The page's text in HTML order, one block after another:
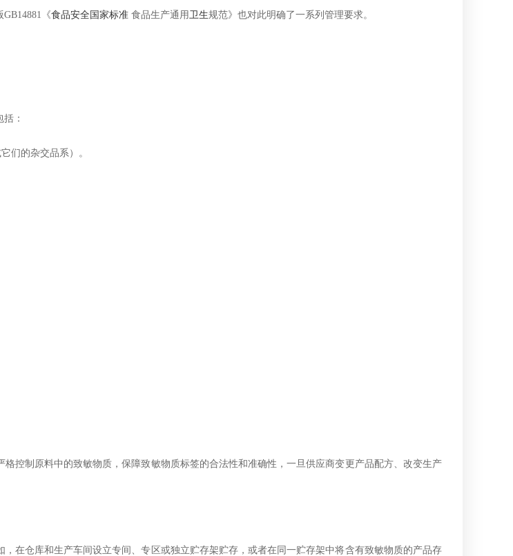
GB14881《食品安全国家标准 食品生产通用卫生规范》也对此明确了一系列管理要求。
：
们的杂交品系）。
制原料中的致敏物质，保障致敏物质标签的合法性和准确性，一旦供应商变更产品配方、改变生产
仓库和生产车间设立专间、专区或独立贮存架贮存，或者在同一贮存架中将含有致敏物质的产品存